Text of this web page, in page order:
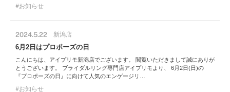
お知らせ
2024.5.22 新潟店
6月2日はプロポーズの日
こんにちは、アイプリモ新潟店でございます。 閲覧いただきまして誠にありが
とうございます。 ブライダルリング専門店アイプリモより、 6月2日(日)の
『プロポーズの日』に向けて人気のエンゲージリ…
お知らせ